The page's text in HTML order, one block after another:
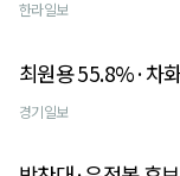
한라일보
최원용 55.8%·차
경기일보